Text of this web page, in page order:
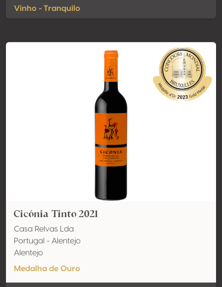
Vinho - Tranquilo
Cicónia Tinto 2021
Casa Relvas Lda
Portugal - Alentejo
Alentejo
Medalha de Ouro